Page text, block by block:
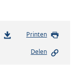
Printen
Delen